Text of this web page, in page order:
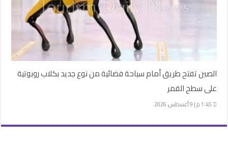
الصين تفتح طريق أمام سياحة فضائية من نوع جديد بكلاب روبوتية
على سطح القمر
1:45 م | 9 أغسطس، 2026